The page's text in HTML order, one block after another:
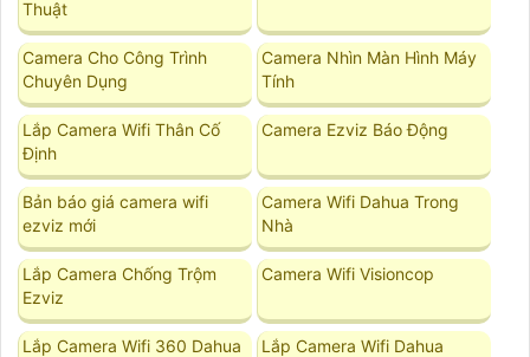
Thuật
Camera Cho Công Trình
Chuyên Dụng
Camera Nhìn Màn Hình Máy
Tính
Lắp Camera Wifi Thân Cố
Định
Camera Ezviz Báo Động
Bản báo giá camera wifi
ezviz mới
Camera Wifi Dahua Trong
Nhà
Lắp Camera Chống Trộm
Ezviz
Camera Wifi Visioncop
Lắp Camera Wifi 360 Dahua
Lắp Camera Wifi Dahua